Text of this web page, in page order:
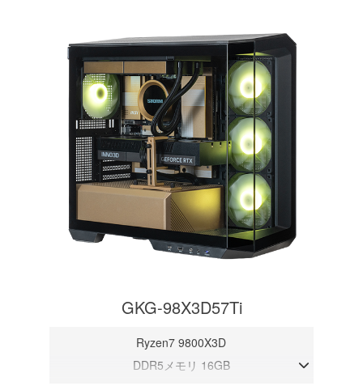
GKG-98X3D57Ti
Ryzen7 9800X3D
DDR5メモリ 16GB